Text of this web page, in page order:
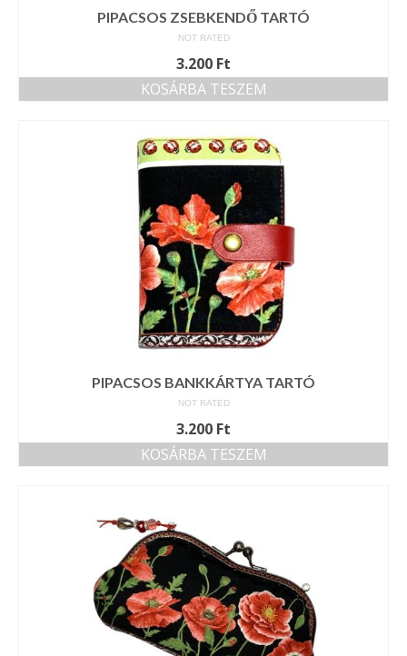
PIPACSOS ZSEBKENDŐ TARTÓ
NOT RATED
3.200 Ft
KOSÁRBA TESZEM
PIPACSOS BANKKÁRTYA TARTÓ
NOT RATED
3.200 Ft
KOSÁRBA TESZEM